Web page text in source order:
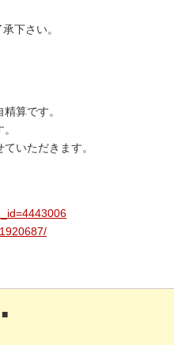
下さい。
算です。
いただきます。